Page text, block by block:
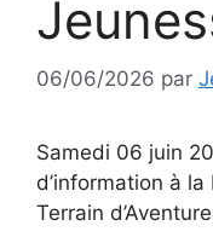
06/06/2026 par
Samedi 06 juin
d’information à
Terrain